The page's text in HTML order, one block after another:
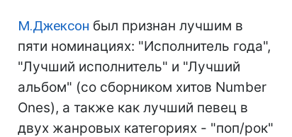
М.Джексон был признан лучшим в
пяти номинациях: "Исполнитель года",
"Лучший исполнитель" и "Лучший
альбом" (со сборником хитов Number
Ones), а также как лучший певец в
двух жанровых категориях - "поп/рок"